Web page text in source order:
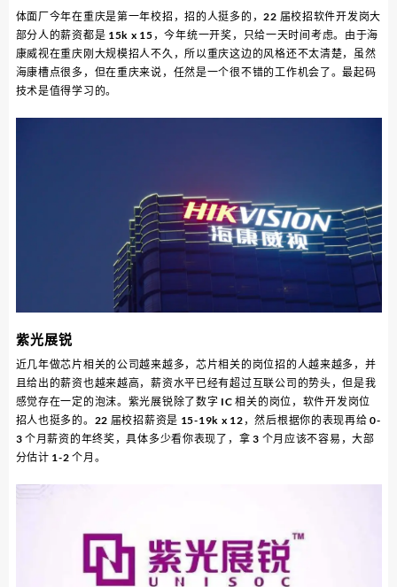
体面厂今年在重庆是第一年校招，招的人挺多的，22 届校招软件开发岗大
部分人的薪资都是 15k x 15，今年统一开奖，只给一天时间考虑。由于海
康威视在重庆刚大规模招人不久，所以重庆这边的风格还不太清楚，虽然
海康槽点很多，但在重庆来说，任然是一个很不错的工作机会了。最起码
技术是值得学习的。
紫光展锐
近几年做芯片相关的公司越来越多，芯片相关的岗位招的人越来越多，并
且给出的薪资也越来越高，薪资水平已经有超过互联公司的势头，但是我
感觉存在一定的泡沫。紫光展锐除了数字 IC 相关的岗位，软件开发岗位
招人也挺多的。22 届校招薪资是 15-19k x 12，然后根据你的表现再给 0-
3 个月薪资的年终奖，具体多少看你表现了，拿 3 个月应该不容易，大部
分估计 1-2 个月。